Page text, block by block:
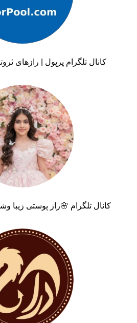
کانال تلگرام پرپول | رازهای
کانال تلگرام 🌸راز پوستی زیبا